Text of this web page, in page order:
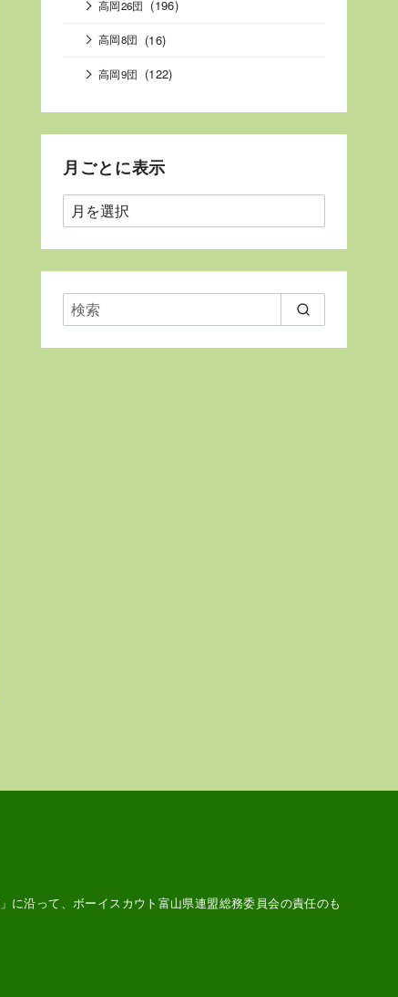
高岡26団 (196)
高岡8団 (16)
高岡9団 (122)
月ごとに表示
月
ご
と
表
示
」に沿って、ボーイスカウト富山県連盟総務委員会の責任のも